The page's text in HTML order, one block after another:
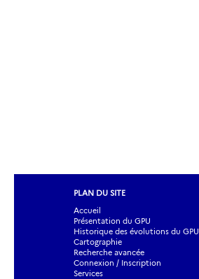
PLAN DU SITE
Accueil
Présentation du GPU
Historique des évolutions du GPU
Cartographie
Recherche avancée
Connexion / Inscription
Services